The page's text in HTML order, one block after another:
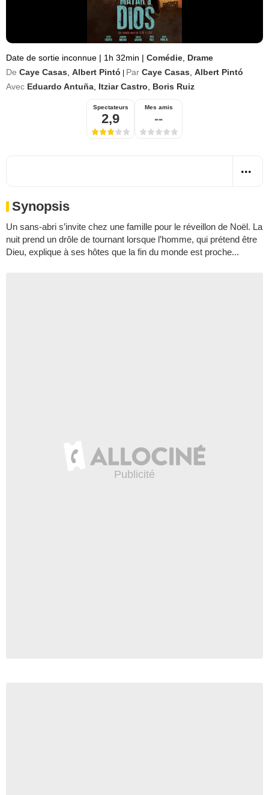
Date de sortie inconnue | 1h 32min | Comédie Drame
De Caye Casas Albert Pintó Par Caye Casas Albert Pintó
Avec Eduardo Antuña Itziar Castro Boris Ruiz
Spectateurs
2,9
Mes amis
--
Synopsis
Un sans-abri s’invite chez une famille pour le réveillon de Noël. La
nuit prend un drôle de tournant lorsque l’homme, qui prétend être
Dieu, explique à ses hôtes que la fin du monde est proche...